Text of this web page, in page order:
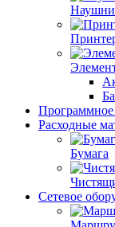
Программное
Расходные
Бумага
Сетевое